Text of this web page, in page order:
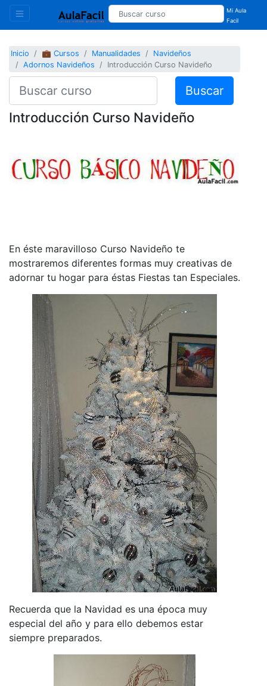
Mi Aula
Facil
Inicio 💼 Cursos Manualidades
Navideños
Adornos Navideños
Introducción Curso Navideño
Buscar
Introducción Curso Navideño
En éste maravilloso Curso Navideño te
mostraremos diferentes formas muy creativas de
adornar tu hogar para éstas Fiestas tan Especiales.
Recuerda que la Navidad es una época muy
especial del año y para ello debemos estar
siempre preparados.